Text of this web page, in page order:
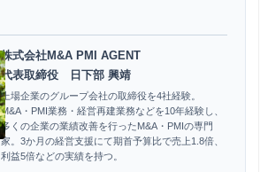
株式会社M&A PMI AGENT
代表取締役 日下部 興靖
上場企業のグループ会社の取締役を4社経験。
M&A・PMI業務・経営再建業務などを10年経験し、
多くの企業の業績改善を行ったM&A・PMIの専門
家。3か月の経営支援にて期首予算比で売上1.8倍、
利益5倍などの実績を持つ。